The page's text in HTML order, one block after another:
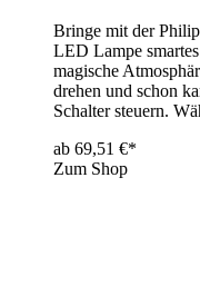
Bringe mit der
LED Lampe
magische
drehen und schon
Schalter steuern.
ab 69,51 €*
Zum Shop